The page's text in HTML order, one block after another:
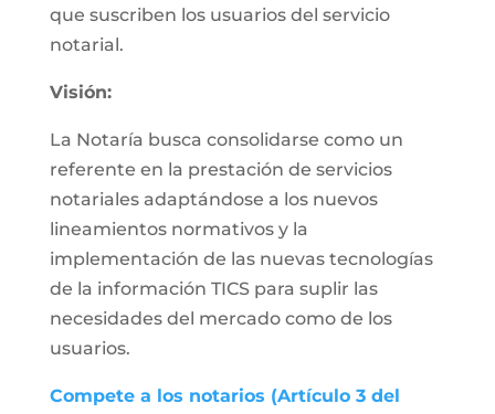
que suscriben los usuarios del servicio
notarial.
Visión:
La Notaría busca consolidarse como un
referente en la prestación de servicios
notariales adaptándose a los nuevos
lineamientos normativos y la
implementación de las nuevas tecnologías
de la información TICS para suplir las
necesidades del mercado como de los
usuarios.
Compete a los notarios (Artículo 3 del